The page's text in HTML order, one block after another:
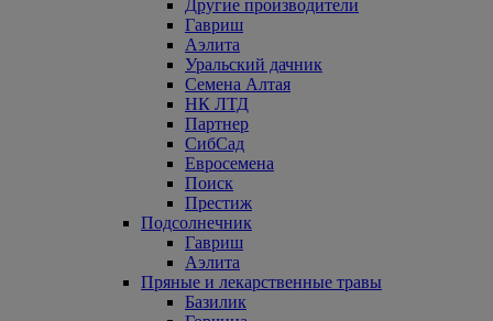
Другие производители
Гавриш
Аэлита
Уральский дачник
Семена Алтая
НК ЛТД
Партнер
СибСад
Евросемена
Поиск
Престиж
Подсолнечник
Гавриш
Аэлита
Пряные и лекарственные травы
Базилик